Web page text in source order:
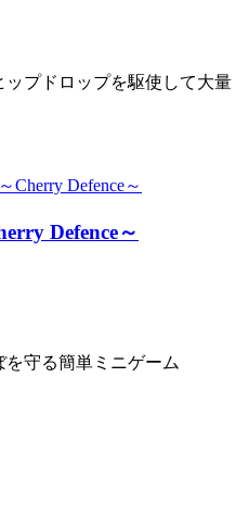
ップドロップを駆使して大量
Defence～
を守る簡単ミニゲーム